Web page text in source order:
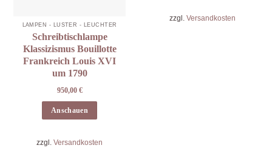
LAMPEN - LÜSTER - LEUCHTER
Schreibtischlampe
Klassizismus Bouillotte
Frankreich Louis XVI
um 1790
950,00 €
Anschauen
zzgl. Versandkosten
zzgl. Versandkosten